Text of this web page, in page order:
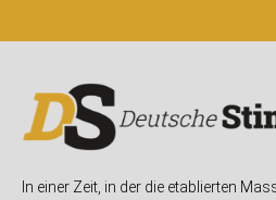
In einer Zeit, in der die etablierten